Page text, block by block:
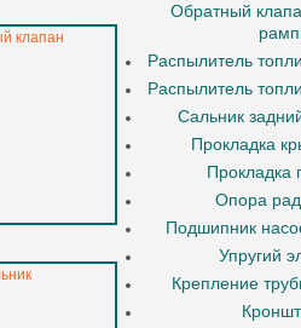
Обратный
Распылитель
Распылитель
Сальник
Прокладка
Прокладка
Опора
Подшипник
Упругий
Крепление